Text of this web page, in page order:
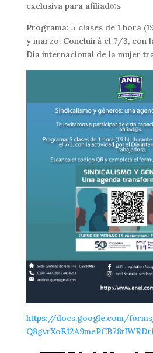
exclusiva para afiliad@s
Programa: 5 clases de 1 hora
y marzo. Concluirá el 7/3, con
Día internacional de la mujer
https://docs.google.com/